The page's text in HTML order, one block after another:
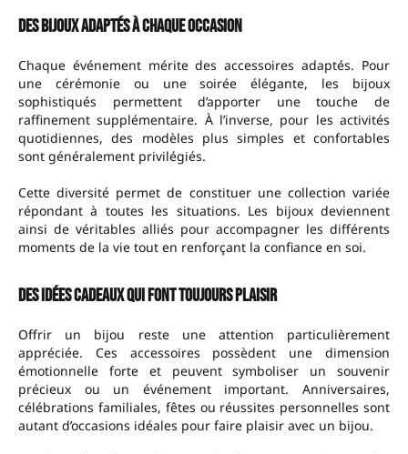
Des bijoux adaptés à chaque occasion
Chaque événement mérite des accessoires adaptés. Pour
une cérémonie ou une soirée élégante, les bijoux
sophistiqués permettent d’apporter une touche de
raffinement supplémentaire. À l’inverse, pour les activités
quotidiennes, des modèles plus simples et confortables
sont généralement privilégiés.
Cette diversité permet de constituer une collection variée
répondant à toutes les situations. Les bijoux deviennent
ainsi de véritables alliés pour accompagner les différents
moments de la vie tout en renforçant la confiance en soi.
Des idées cadeaux qui font toujours plaisir
Offrir un bijou reste une attention particulièrement
appréciée. Ces accessoires possèdent une dimension
émotionnelle forte et peuvent symboliser un souvenir
précieux ou un événement important. Anniversaires,
célébrations familiales, fêtes ou réussites personnelles sont
autant d’occasions idéales pour faire plaisir avec un bijou.